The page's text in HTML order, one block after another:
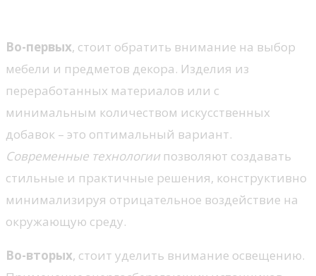
Во-первых, стоит обратить внимание на выбор
мебели и предметов декора. Изделия из
переработанных материалов или с
минимальным количеством искусственных
добавок – это оптимальный вариант.
Современные технологии позволяют создавать
стильные и практичные решения, конструктивно
минимализируя отрицательное воздействие на
окружающую среду.
Во-вторых, стоит уделить внимание освещению.